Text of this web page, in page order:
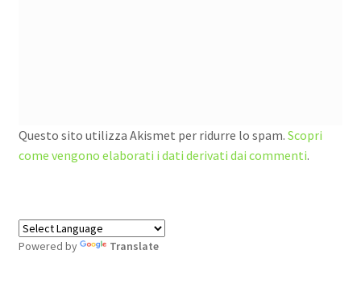
Questo sito utilizza Akismet per ridurre lo spam. Scopri
come vengono elaborati i dati derivati dai commenti.
Powered by Translate